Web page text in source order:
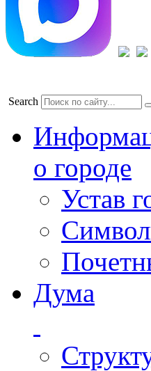
Search
о городе
Устав
Дума